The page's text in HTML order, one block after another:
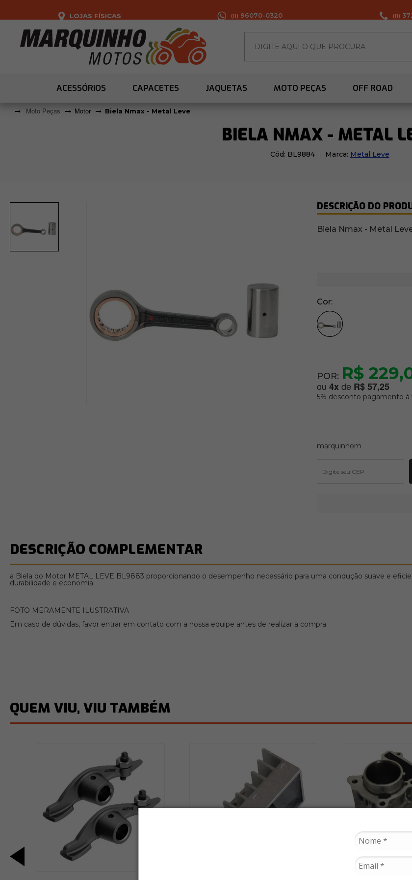
LOJAS FÍSICAS (11) 96070-0320 (11)
ACESSÓRIOS CAPACETES JAQUETAS MOTO PEÇAS OFF ROAD
Moto Peças Motor Biela Nmax - Metal Leve
BIELA NMAX - METAL
Cód: BL9884 Marca: Metal Leve
DESCRIÇÃO DO
Biela Nmax - Metal
Cor
POR: R$
ou 4xde R$ 57,25
5% desconto pagamento á
marquinhom
DESCRIÇÃO COMPLEMENTAR
a Biela do Motor METAL LEVE BL9883 proporcionando o desempenho necessário para uma condução suave e
durabilidade e economia.
FOTO MERAMENTE ILUSTRATIVA
Em caso de dúvidas, favor entrar em contato com a nossa equipe antes de realizar a compra.
QUEM VIU, VIU TAMBÉM